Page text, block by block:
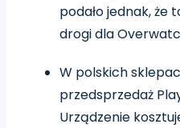
podało jednak, że
drogi dla
W polskich
przedsprzedaż
Urządzenie